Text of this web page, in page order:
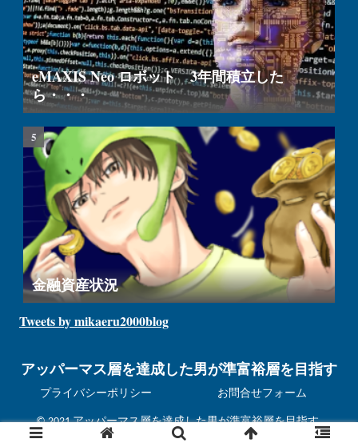
eMAXIS Neo ロボット 3年間積立した
ら・・・
金融資産状況
Tweets by mikaeru2000blog
アッパーマス層を達成した男が準富裕層を目指す
プライバシーポリシー お問合せフォーム
© 2021 アッパーマス層を達成した男が準富裕層を目指す.